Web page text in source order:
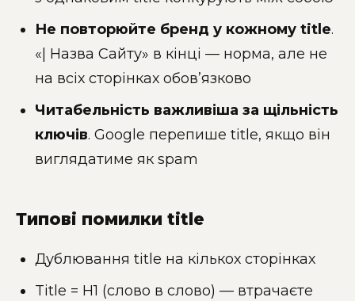
Не повторюйте бренд у кожному title.
«| Назва Сайту» в кінці — норма, але не
на всіх сторінках обов’язково
Читабельність важливіша за щільність
ключів. Google перепише title, якщо він
виглядатиме як spam
Типові помилки title
Дублювання title на кількох сторінках
Title = H1 (слово в слово) — втрачаєте